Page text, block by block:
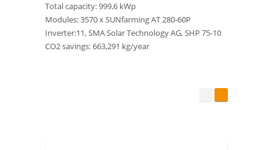
Total capacity: 999,6 kWp
Modules: 3570 x SUNfarming AT 280-60P
Inverter:11, SMA Solar Technology AG, SHP 75-10
CO2 savings: 663,291 kg/year